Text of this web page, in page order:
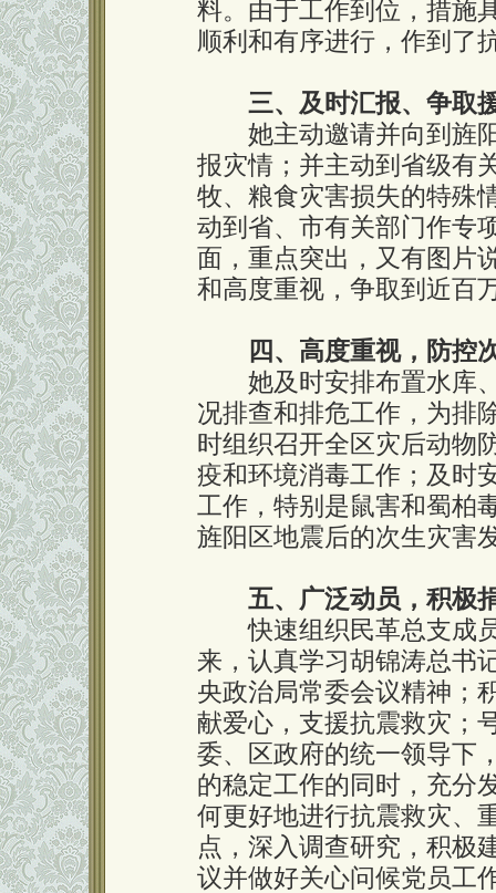
料。由于工作到位，措施
顺利和有序进行，作到了
三、及时汇报、争取
她主动邀请并向到旌阳
报灾情；并主动到省级有
牧、粮食灾害损失的特殊
动到省、市有关部门作专
面，重点突出，又有图片
和高度重视，争取到近百
四、高度重视，防控
她及时安排布置水库、
况排查和排危工作，为排
时组织召开全区灾后动物
疫和环境消毒工作；及时
工作，特别是鼠害和蜀柏
旌阳区地震后的次生灾害
五、广泛动员，积极
快速组织民革总支成员
来，认真学习胡锦涛总书
央政治局常委会议精神；
献爱心，支援抗震救灾；
委、区政府的统一领导下
的稳定工作的同时，充分
何更好地进行抗震救灾、
点，深入调查研究，积极
议并做好关心问候党员工